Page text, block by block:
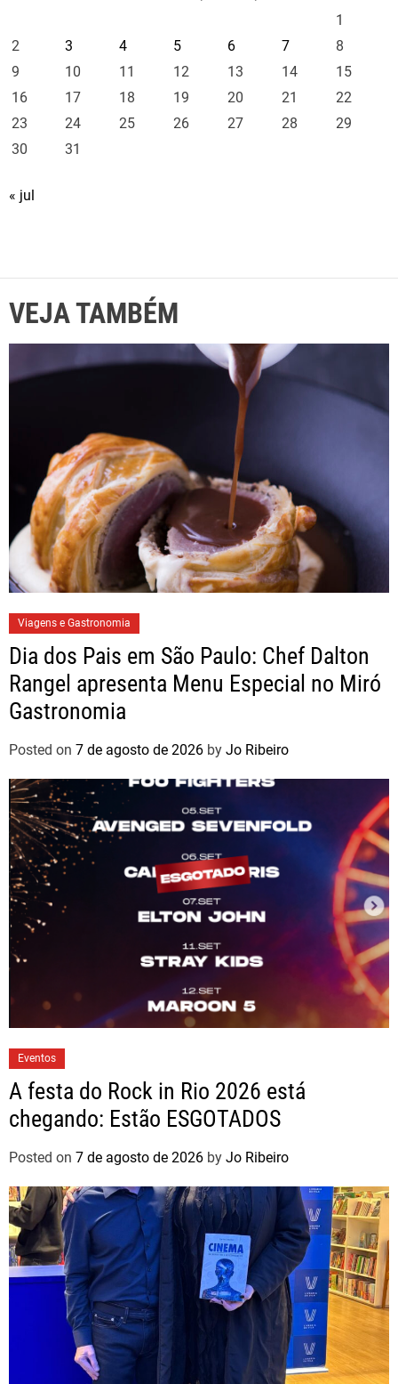
1
2
3 4 5 6 7
8
9
10 11 12 13 14
15
16
17 18 19 20 21
22
23
24 25 26 27 28
29
30
31
« jul
VEJA TAMBÉM
Viagens e Gastronomia
Dia dos Pais em São Paulo: Chef Dalton
Rangel apresenta Menu Especial no Miró
Gastronomia
Posted on 7 de agosto de 2026 by Jo Ribeiro
Eventos
A festa do Rock in Rio 2026 está
chegando: Estão ESGOTADOS
Posted on 7 de agosto de 2026 by Jo Ribeiro